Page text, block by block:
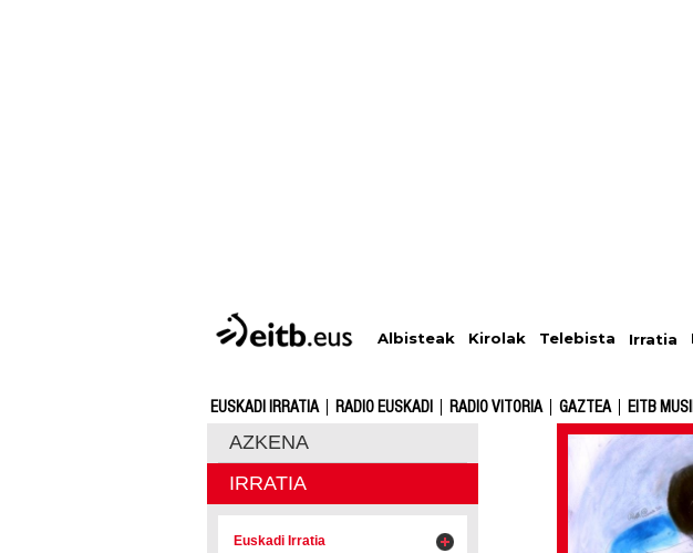
Albisteak Kirolak Telebista Irratia
EUSKADI IRRATIA RADIO EUSKADI RADIO VITORIA GAZTEA EITB
AZKENA
IRRATIA
Euskadi Irratia